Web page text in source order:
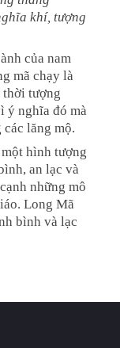
khí, tượng
của nam
mã chạy là
thời tượng
ý nghĩa đó mà
lăng mộ.
hình tượng
an lạc và
những mô
Long Mã
bình và lạc